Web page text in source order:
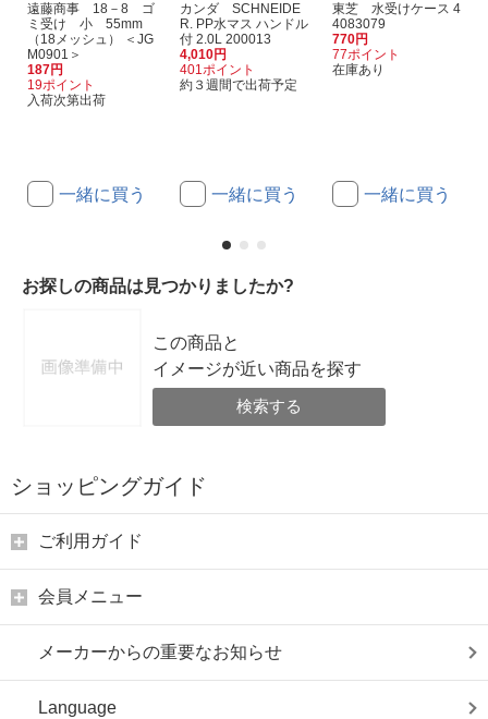
遠藤商事 18－8 ゴ
ミ受け 小 55mm
（18メッシュ） ＜JG
M0901＞
187円
19ポイント
入荷次第出荷
一緒に買う
カンダ SCHNEIDE
R. PP水マス ハンドル
付 2.0L 200013
4,010円
401ポイント
約３週間で出荷予定
一緒に買う
東芝 水受けケース 4
4083079
770円
77ポイント
在庫あり
一緒に買う
お探しの商品は見つかりましたか?
この商品と
イメージが近い商品を探す
検索する
ショッピングガイド
ご利用ガイド
会員メニュー
メーカーからの重要なお知らせ
Language